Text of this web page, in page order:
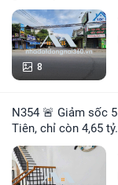
8
N354 🚨 Giảm sốc 550 triệu! Nhà 1 trệt 1 lầu gần Nguyễn Văn
Tiên, chỉ còn 4,65 tỷ.